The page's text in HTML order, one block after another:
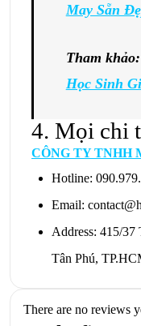
May Sẵn
Tham khảo:
Học Sinh
4. Mọi chi
CÔNG TY TNHH
Hotline:
Email:
Address: 415/
Tân Phú,
There are no reviews